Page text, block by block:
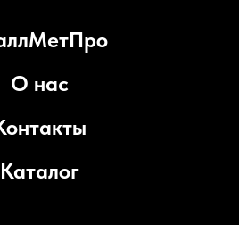
О нас
Каталог